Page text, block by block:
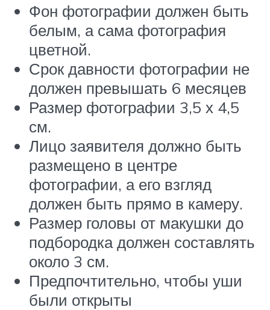
Фон фотографии должен быть
белым, а сама фотография
цветной.
Срок давности фотографии не
должен превышать 6 месяцев
Размер фотографии 3,5 х 4,5
см.
Лицо заявителя должно быть
размещено в центре
фотографии, а его взгляд
должен быть прямо в камеру.
Размер головы от макушки до
подбородка должен составлять
около 3 см.
Предпочтительно, чтобы уши
были открыты